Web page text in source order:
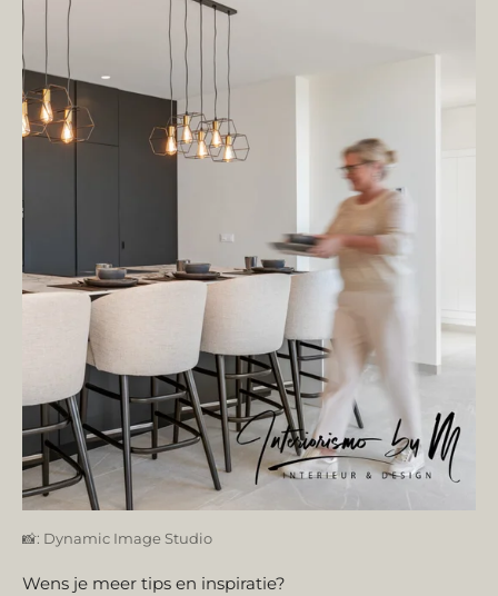
📸: Dynamic Image Studio
Wens je meer tips en inspiratie?